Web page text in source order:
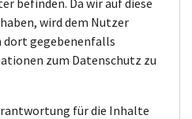
befinden. Da wir auf diese
wird dem Nutzer
dort gegebenenfalls
zum Datenschutz zu
für die Inhalte